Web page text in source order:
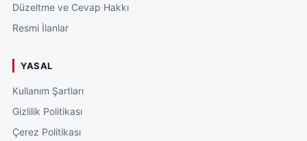
Düzeltme ve Cevap Hakkı
Resmi İlanlar
YASAL
Kullanım Şartları
Gizlilik Politikası
Çerez Politikası